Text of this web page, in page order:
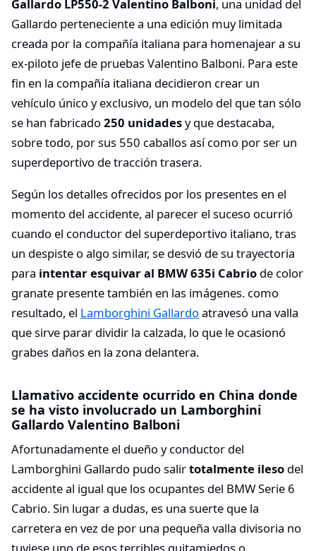
Gallardo LP550-2 Valentino Balboni, una unidad del
Gallardo perteneciente a una edición muy limitada
creada por la compañía italiana para homenajear a su
ex-piloto jefe de pruebas Valentino Balboni. Para este
fin en la compañía italiana decidieron crear un
vehículo único y exclusivo, un modelo del que tan sólo
se han fabricado250 unidadesy que destacaba,
sobre todo, por sus 550 caballos así como por ser un
superdeportivo de tracción trasera.
Según los detalles ofrecidos por los presentes en el
momento del accidente, al parecer el suceso ocurrió
cuando el conductor del superdeportivo italiano, tras
un despiste o algo similar, se desvió de su trayectoria
para intentar esquivar al BMW 635i Cabrio de color
granate presente también en las imágenes. como
resultado, el Lamborghini Gallardoatravesó una valla
que sirve parar dividir la calzada, lo que le ocasionó
grabes daños en la zona delantera.
Llamativo accidente ocurrido en China donde
se ha visto involucrado un Lamborghini
Gallardo Valentino Balboni
Afortunadamente el dueño y conductor del
Lamborghini Gallardo pudo salirtotalmente ileso del
accidente al igual que los ocupantes del BMW Serie 6
Cabrio. Sin lugar a dudas, es una suerte que la
carretera en vez de por una pequeña valla divisoria no